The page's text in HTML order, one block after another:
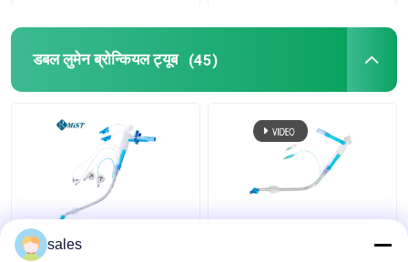
डबल लुमेन ब्रोन्कियल ट्यूब (45)
आईसीयू डबल लुमेन कफ्ड
sales